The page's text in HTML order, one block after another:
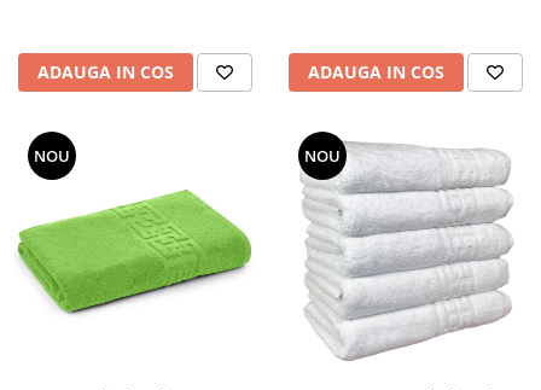
ADAUGA IN COS ADAUGA IN COS
NOU NOU